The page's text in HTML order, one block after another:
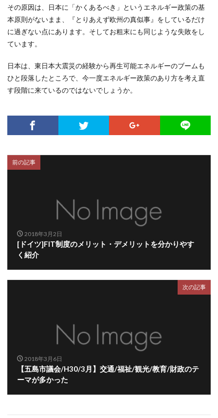
その原因は、日本に「かくあるべき」というエネルギー政策の基
本原則がないまま、『とりあえず欧州の真似事』をしているだけ
に過ぎない点にあります。そしてお粗末にも同じような失敗をし
ています。
日本は、東日本大震災の経験から再生可能エネルギーのブームも
ひと段落したところで、今一度エネルギー政策のあり方を考え直
す段階に来ているのではないでしょうか。
前の記事
2018年3月2日
[ドイツ]FIT制度のメリット・デメリットを分かりやす
く紹介
次の記事
2018年3月6日
【五島市議会/H30/3月】交通/福祉/観光/教育/財政のテ
ーマが多かった